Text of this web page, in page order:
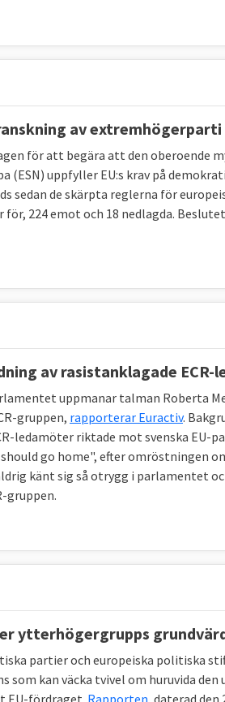
av extremhögerparti
för att begära att den oberoende
(ESN) uppfyller EU:s krav på
sedan de skärpta reglerna för
224 emot och 18 nedlagda.
av rasistanklagade ECR-
uppmanar talman Roberta
gruppen, rapporterar Euractiv.
ledamöter riktade mot svenska EU-
go home", efter omröstningen
känt sig så otrygg i parlamentet
gruppen.
ytterhögergrupps
partier och europeiska politiska
kan väcka tvivel om huruvida
EU-fördraget. Rapporten, daterad den